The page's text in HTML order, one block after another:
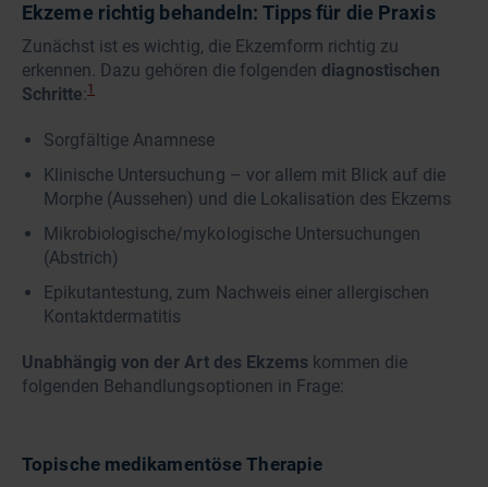
Ekzeme richtig behandeln: Tipps für die Praxis
Zunächst ist es wichtig, die Ekzemform richtig zu
erkennen. Dazu gehören die folgenden diagnostischen
Schritte:1
Sorgfältige Anamnese
Klinische Untersuchung – vor allem mit Blick auf die
Morphe (Aussehen) und die Lokalisation des Ekzems
Mikrobiologische/mykologische Untersuchungen
(Abstrich)
Epikutantestung, zum Nachweis einer allergischen
Kontaktdermatitis
Unabhängig von der Art des Ekzemskommen die
folgenden Behandlungsoptionen in Frage:
Topische medikamentöse Therapie